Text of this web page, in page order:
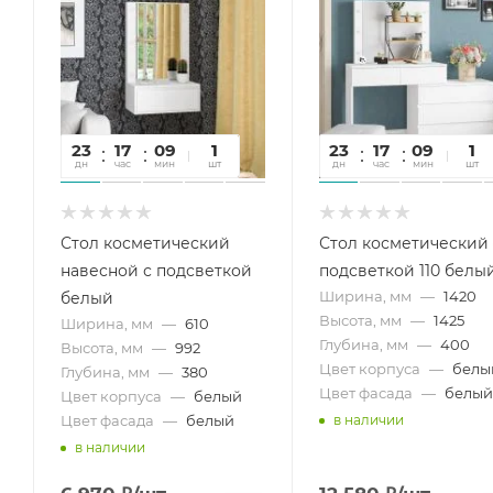
23
дн
17
час
09
мин
23
сек
1
шт
Стол косметический
навесной с подсветкой
белый
Ширина, мм — 610
Высота, мм — 992
Глубина, мм — 380
Цвет корпуса — белый
Цвет фасада — белый
в наличии
23
дн
17
час
09
мин
23
сек
1
шт
Стол косметический
подсветкой 110
Ширина, мм — 1420
Высота, мм — 1425
Глубина, мм — 400
Цвет корпуса —
Цвет фасада — белый
в наличии